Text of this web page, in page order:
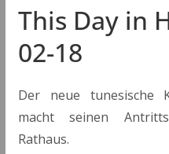
This Day in
02-18
Der neue tunesische
macht seinen
Rathaus.